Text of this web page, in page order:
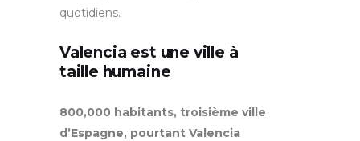
quotidiens.
Valencia est une ville à
taille humaine
800,000 habitants, troisième ville
d’Espagne, pourtant Valencia